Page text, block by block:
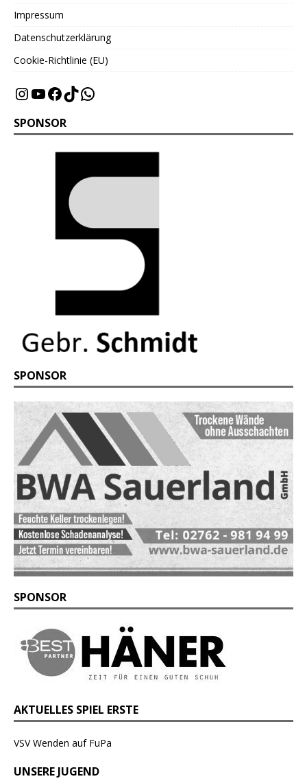
Impressum
Datenschutzerklärung
Cookie-Richtlinie (EU)
SPONSOR
SPONSOR
SPONSOR
AKTUELLES SPIEL ERSTE
VSV Wenden auf FuPa
UNSERE JUGEND